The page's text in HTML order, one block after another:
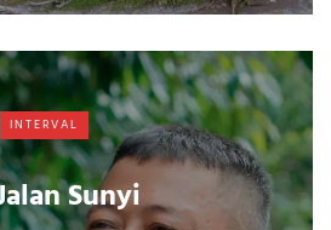
INTERVAL
Sunyi